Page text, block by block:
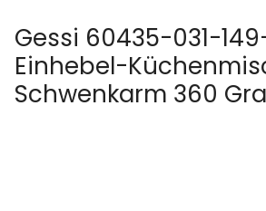
Gessi 60435-031-
Einhebel-
Schwenkarm 360